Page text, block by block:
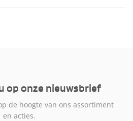
op onze nieuwsbrief
de hoogte van ons assortiment
en acties.